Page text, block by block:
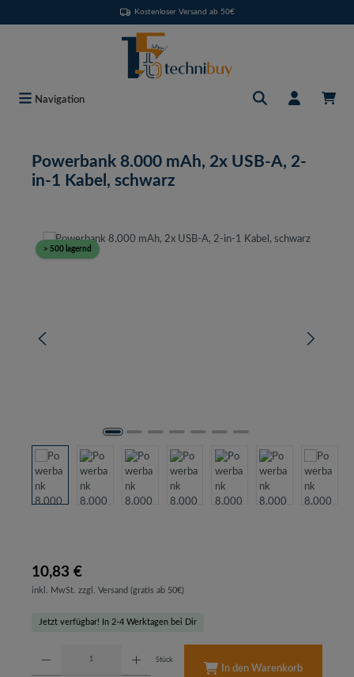
Kostenloser Versand ab 50€
Navigation
Powerbank 8.000 mAh, 2x USB-A, 2-
in-1 Kabel, schwarz
Bildergalerie überspringen
> 500 lagernd
10,83 €
inkl. MwSt. zzgl. Versand (gratis ab 50€)
Jetzt verfügbar! In 2-4 Werktagen bei Dir
Stück
In den Warenkorb